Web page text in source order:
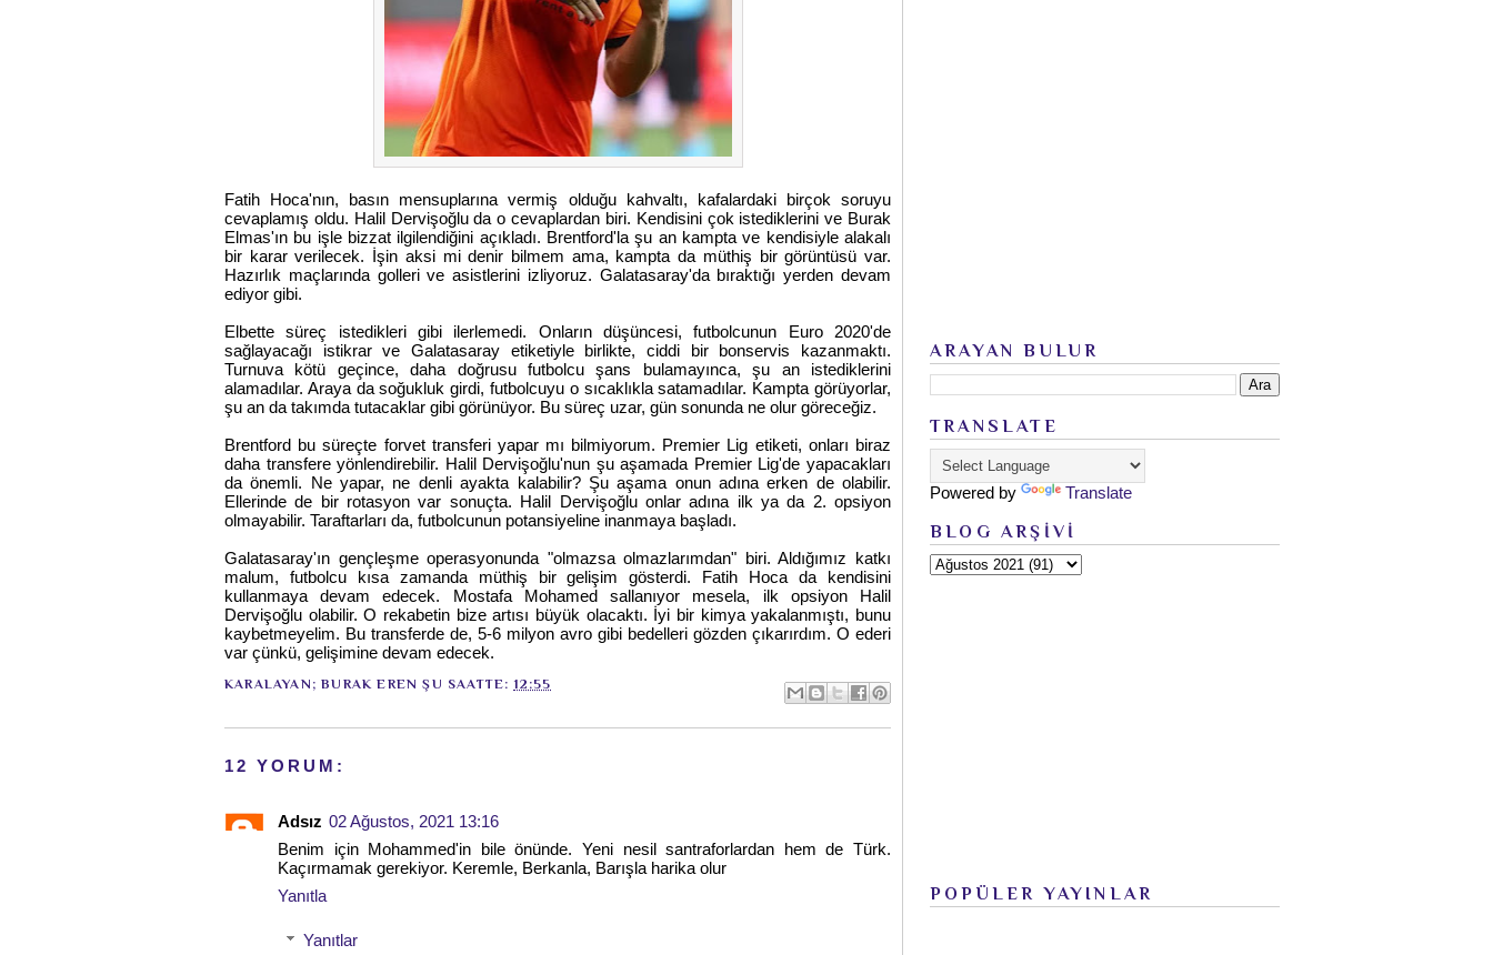
Fatih Hoca'nın, basın mensuplarına vermiş olduğu kahvaltı, kafalardaki birçok soruyu
cevaplamış oldu. Halil Dervişoğlu da o cevaplardan biri. Kendisini çok istediklerini ve Burak
Elmas'ın bu işle bizzat ilgilendiğini açıkladı. Brentford'la şu an kampta ve kendisiyle alakalı
bir karar verilecek. İşin aksi mi denir bilmem ama, kampta da müthiş bir görüntüsü var.
Hazırlık maçlarında golleri ve asistlerini izliyoruz. Galatasaray'da bıraktığı yerden devam
ediyor gibi.
Elbette süreç istedikleri gibi ilerlemedi. Onların düşüncesi, futbolcunun Euro 2020'de
sağlayacağı istikrar ve Galatasaray etiketiyle birlikte, ciddi bir bonservis kazanmaktı.
Turnuva kötü geçince, daha doğrusu futbolcu şans bulamayınca, şu an istediklerini
alamadılar. Araya da soğukluk girdi, futbolcuyu o sıcaklıkla satamadılar. Kampta görüyorlar,
şu an da takımda tutacaklar gibi görünüyor. Bu süreç uzar, gün sonunda ne olur göreceğiz.
Brentford bu süreçte forvet transferi yapar mı bilmiyorum. Premier Lig etiketi, onları biraz
daha transfere yönlendirebilir. Halil Dervişoğlu'nun şu aşamada Premier Lig'de yapacakları
da önemli. Ne yapar, ne denli ayakta kalabilir? Şu aşama onun adına erken de olabilir.
Ellerinde de bir rotasyon var sonuçta. Halil Dervişoğlu onlar adına ilk ya da 2. opsiyon
olmayabilir. Taraftarları da, futbolcunun potansiyeline inanmaya başladı.
Galatasaray'ın gençleşme operasyonunda "olmazsa olmazlarımdan" biri. Aldığımız katkı
malum, futbolcu kısa zamanda müthiş bir gelişim gösterdi. Fatih Hoca da kendisini
kullanmaya devam edecek. Mostafa Mohamed sallanıyor mesela, ilk opsiyon Halil
Dervişoğlu olabilir. O rekabetin bize artısı büyük olacaktı. İyi bir kimya yakalanmıştı, bunu
kaybetmeyelim. Bu transferde de, 5-6 milyon avro gibi bedelleri gözden çıkarırdım. O ederi
var çünkü, gelişimine devam edecek.
KARALAYAN;BURAK EREN ŞU SAATTE:12:55
12 YORUM:
Adsız 02 Ağustos, 2021 13:16
Benim için Mohammed'in bile önünde. Yeni nesil santraforlardan hem de Türk.
Kaçırmamak gerekiyor. Keremle, Berkanla, Barışla harika olur
Yanıtla
Yanıtlar
ARAYAN BULUR
TRANSLATE
Powered by Translate
BLOG ARŞİVİ
POPÜLER YAYINLAR